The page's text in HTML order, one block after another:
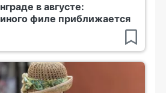
в августе:
филе приближается